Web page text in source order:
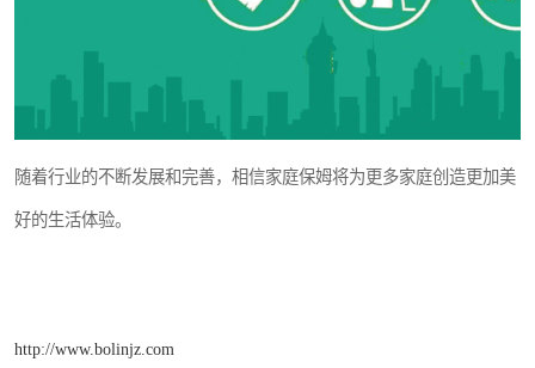
随着行业的不断发展和完善，相信家庭保姆将为更多家庭创造更加美
好的生活体验。
http://www.bolinjz.com